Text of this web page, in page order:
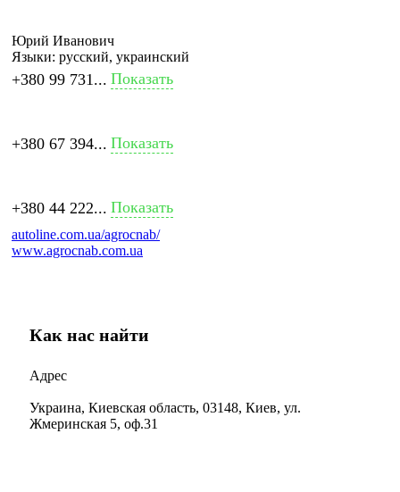
Юрий Иванович
Языки: русский, украинский
+380 99 731... Показать
+380 67 394... Показать
+380 44 222... Показать
autoline.com.ua/agrocnab/
www.agrocnab.com.ua
Как нас найти
Адрес
Украина, Киевская область, 03148, Киев, ул.
Жмеринская 5, оф.31